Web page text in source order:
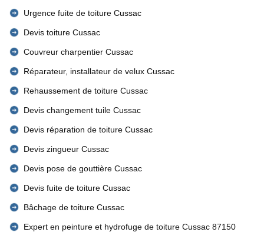
Urgence fuite de toiture Cussac
Devis toiture Cussac
Couvreur charpentier Cussac
Réparateur, installateur de velux Cussac
Rehaussement de toiture Cussac
Devis changement tuile Cussac
Devis réparation de toiture Cussac
Devis zingueur Cussac
Devis pose de gouttière Cussac
Devis fuite de toiture Cussac
Bâchage de toiture Cussac
Expert en peinture et hydrofuge de toiture Cussac 87150